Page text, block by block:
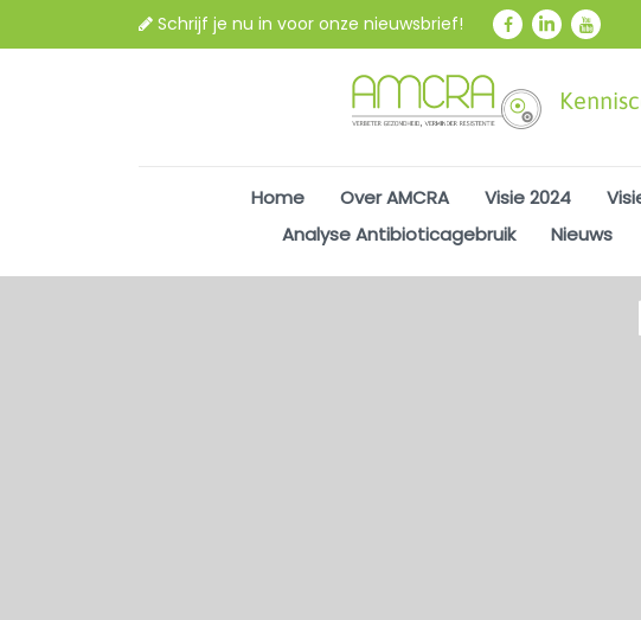
Schrijf je nu in voor onze nieuwsbrief!
Home Over AMCRA Visie 2024
Analyse Antibioticagebruik
Nieuws